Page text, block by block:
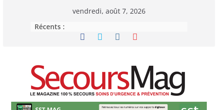
vendredi, août 7, 2026
Récents :